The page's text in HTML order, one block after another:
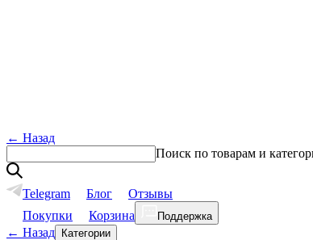
← Назад
Поиск по товарам и
Telegram Блог
Отзывы
Покупки
Корзина Поддержка
← Назад Категории